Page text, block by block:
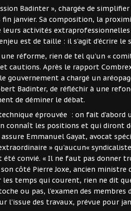
Badinter », chargée de
janvier. Sa composition, la
leurs activités
est de taille : il s’agit d’écrire
réforme, rien de tel qu’un «
cautions. Après le rapport
gouvernement a chargé un
Badinter, de réfléchir à une
de déminer le débat.
technique éprouvée : on fait d’abord
connaît les positions et qui diront
Emmanuel Gayat, avocat
» qu’aucun«
été convié. « Il ne faut pas donner
côté Pierre Joxe, ancien
les temps qui courent, rien ne dit
ou pas, l’examen des membres
l’issue des travaux, prévue pour